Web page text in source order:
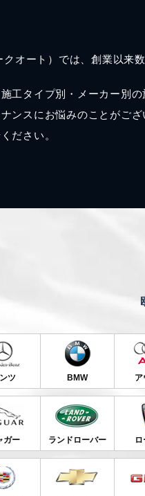
クオート）では、創業以来
工タイプ別・メーカー別
ンスにお悩みのことがご
ださい。
ツ BMW ア
ガー ランドローバー